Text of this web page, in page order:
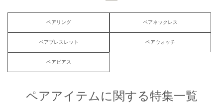
ペアリング ペアネックレス
ペアブレスレット ペアウォッチ
ペアピアス
ペアアイテムに関する特集一覧